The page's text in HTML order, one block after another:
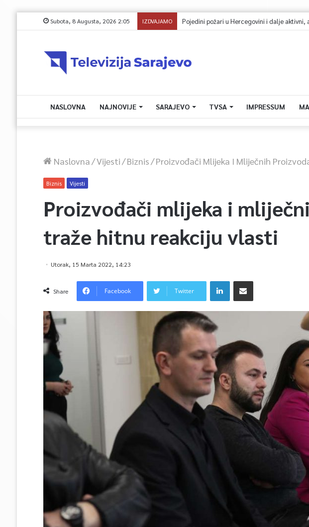
Subota, 8 Augusta, 2026 2:05 IZDVAJAMO Pojedini požari u Hercegovini i dalje aktivni,
NASLOVNA NAJNOVIJE SARAJEVO TVSA IMPRESSUM
Naslovna/Vijesti/Biznis/Proizvođači Mlijeka I Mliječnih
Biznis Vijesti
Proizvođači mlijeka i
traže hitnu reakciju vlasti
Utorak, 15 Marta 2022, 14:23
Share Facebook Twitter